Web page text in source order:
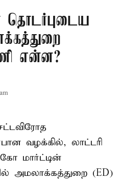
தொடர்புடைய
என்ன?
வழக்கில், லாட்டரி
மார்ட்டின்
அமலாக்கத்துறை (ED)